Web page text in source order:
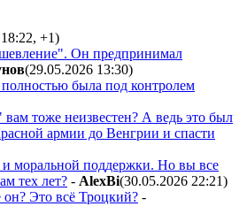
, +1)
Он предпринимал
(29.05.2026 13:30)
была под контролем
тоже неизвестен? А ведь это был
армии до Венгрии и спасти
и моральной поддержки. Но вы все
тех лет? - AlexBi(30.05.2026 22:21)
Это всё Троцкий? -